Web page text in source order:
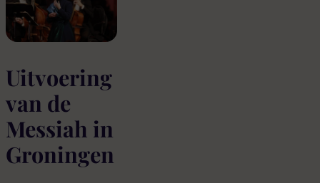
Uitvoering
van de
Messiah in
Groningen